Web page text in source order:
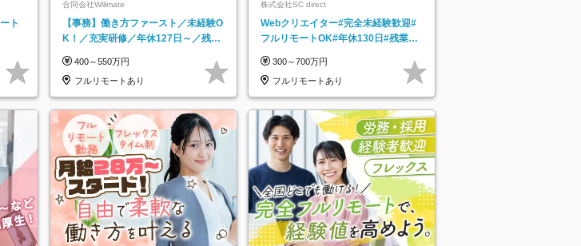
ト
合同会社Willmate
【事務】働き方ファースト／未経験O
K！／充実研修／年休127日～／残業
400～550万円
フルリモートあり
株式会社SC direct
Webクリエイター#完全未経験歓迎#
フルリモートOK#年休130日#残業月
300～700万円
フルリモートあり